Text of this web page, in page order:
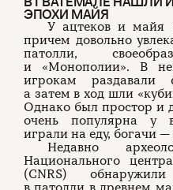
ЭПОХИ МАЙЯ
У ацтеков и майя
причем довольно
патолли,
и «Монополии». В
игрокам раздавали
а затем в ход шли
Однако был простор и
очень популярна у
играли на еду, богачи —
Недавно
Национального
(CNRS)